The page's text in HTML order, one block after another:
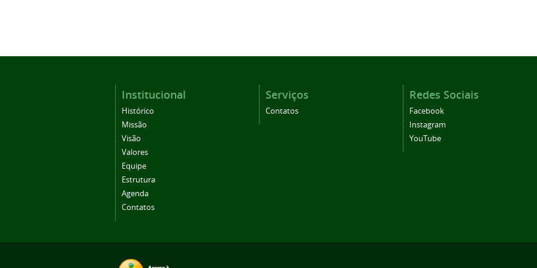
Institucional
Histórico
Missão
Visão
Valores
Equipe
Estrutura
Agenda
Contatos
Serviços
Contatos
Redes Sociais
Facebook
Instagram
YouTube